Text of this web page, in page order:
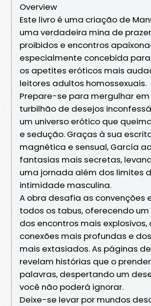
Overview
Este livro é uma criação de
uma verdadeira mina de
proibidos e encontros
especialmente concebida
os apetites eróticos mais
leitores adultos homossexuais.
Prepare-se para mergulhar em
turbilhão de desejos
um universo erótico que
e sedução. Graças à sua
magnética e sensual, García
fantasias mais secretas,
uma jornada além dos limites
intimidade masculina.
A obra desafia as convenções
todos os tabus, oferecendo um
dos encontros mais explosivos,
conexões mais profundas e
mais extasiados. As páginas
revelam histórias que o
palavras, despertando um
você não poderá ignorar.
Deixe-se levar por mundos